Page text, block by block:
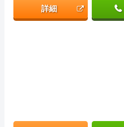
詳細